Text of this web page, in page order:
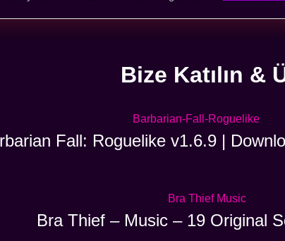
Bize Katılın &
Fall: Roguelike v1.6.9 |
Bra Thief – Music – 19 Original